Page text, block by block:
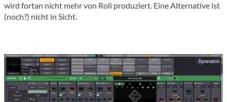
wird fortan nicht mehr von Roli produziert. Eine Alternative ist
(noch?) nicht in Sicht.